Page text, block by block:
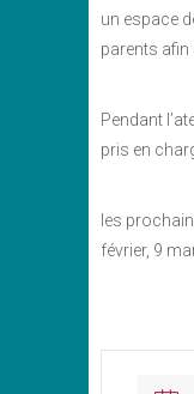
un espace
parents afin
Pendant
pris en
les
février, 9